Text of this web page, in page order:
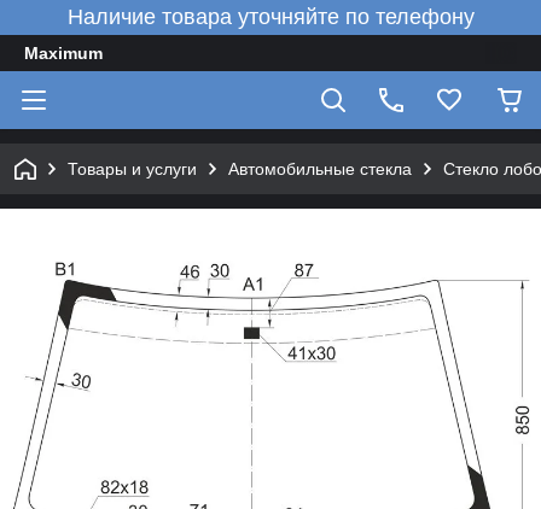
Наличие товара уточняйте по телефону
Maximum
Товары и услуги Автомобильные стекла Стекло